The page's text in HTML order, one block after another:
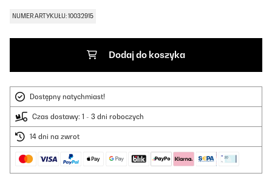
NUMER ARTYKUŁU: 10032915
Dodaj do koszyka
Dostępny natychmiast!
Czas dostawy: 1 - 3 dni roboczych
14 dni na zwrot